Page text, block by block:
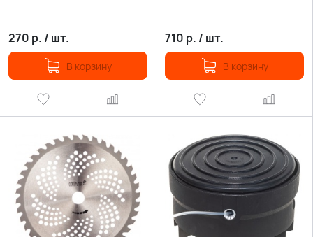
270 р. / шт.
В корзину
710 р. / шт.
В корзину